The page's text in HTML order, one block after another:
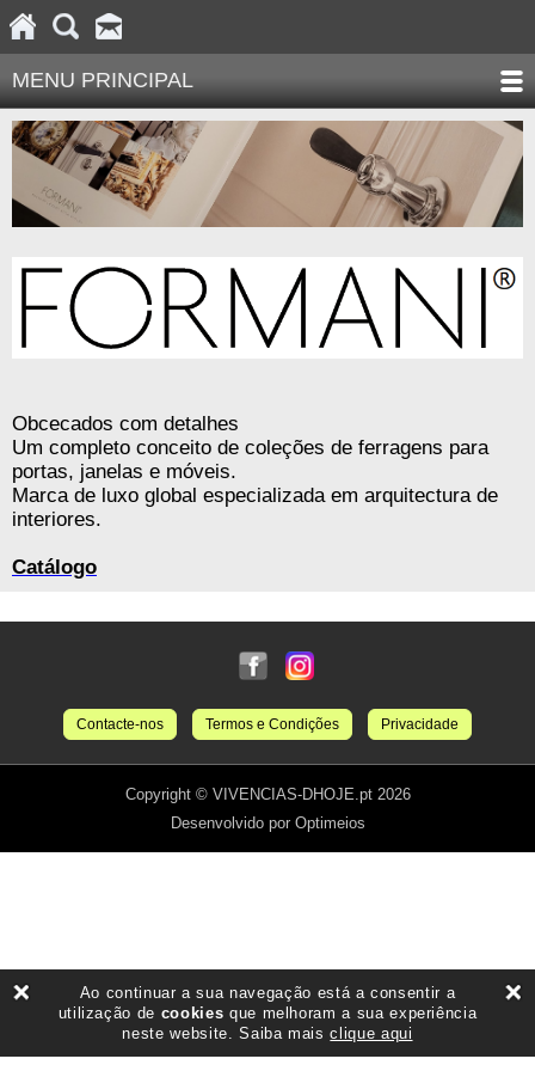
MENU PRINCIPAL
Obcecados com detalhes
Um completo conceito de coleções de ferragens para
portas, janelas e móveis.
Marca de luxo global especializada em arquitectura de
interiores.
Catálogo
Contacte-nos Termos e Condições Privacidade
Copyright © VIVENCIAS-DHOJE.pt 2026
Desenvolvido por Optimeios